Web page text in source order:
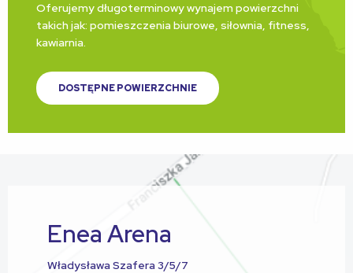
Oferujemy długoterminowy wynajem powierzchni
takich jak: pomieszczenia biurowe, siłownia, fitness,
kawiarnia.
DOSTĘPNE POWIERZCHNIE
Enea Arena
Władysława Szafera 3/5/7